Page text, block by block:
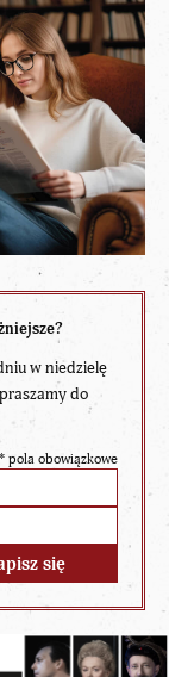
w niedzielę
do
* pola obowiązkowe